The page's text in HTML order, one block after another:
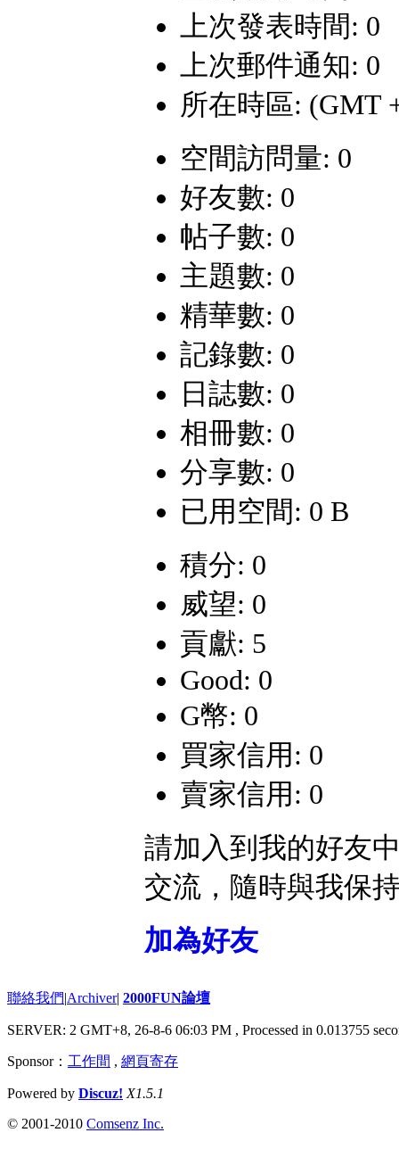
上次發表時間: 0
上次郵件通知: 0
所在時區: (GMT
空間訪問量: 0
好友數: 0
帖子數: 0
主題數: 0
精華數: 0
記錄數: 0
日誌數: 0
相冊數: 0
分享數: 0
已用空間: 0 B
積分: 0
威望: 0
貢獻: 5
Good: 0
G幣: 0
買家信用: 0
賣家信用: 0
請加入到我的好友
交流，隨時與我保
加為好友
聯絡我們|Archiver| 2000FUN論壇
SERVER: 2 GMT+8, 26-8-6 06:03 PM , Processed in 0.013755
Sponsor： 工作間 , 網頁寄存
Powered by Discuz! X1.5.1
© 2001-2010 Comsenz Inc.